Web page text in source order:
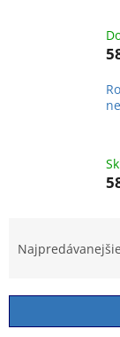
n
i
Najpredávanejšie